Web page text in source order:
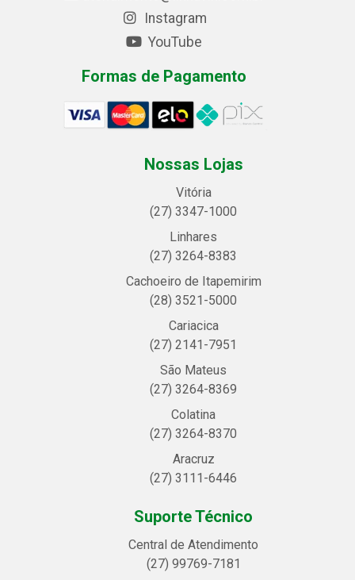
Instagram
YouTube
Formas de Pagamento
Nossas Lojas
Vitória
(27) 3347-1000
Linhares
(27) 3264-8383
Cachoeiro de Itapemirim
(28) 3521-5000
Cariacica
(27) 2141-7951
São Mateus
(27) 3264-8369
Colatina
(27) 3264-8370
Aracruz
(27) 3111-6446
Suporte Técnico
Central de Atendimento
(27) 99769-7181